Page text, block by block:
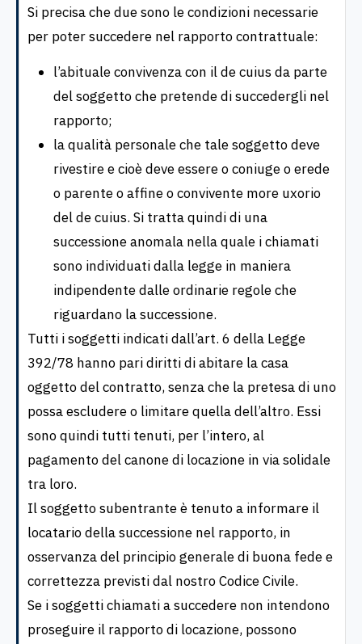
Si precisa che due sono le condizioni necessarie
per poter succedere nel rapporto contrattuale:
l’abituale convivenza con il de cuius da parte
del soggetto che pretende di succedergli nel
rapporto;
la qualità personale che tale soggetto deve
rivestire e cioè deve essere o coniuge o erede
o parente o affine o convivente more uxorio
del de cuius. Si tratta quindi di una
successione anomala nella quale i chiamati
sono individuati dalla legge in maniera
indipendente dalle ordinarie regole che
riguardano la successione.
Tutti i soggetti indicati dall’art. 6 della Legge
392/78 hanno pari diritti di abitare la casa
oggetto del contratto, senza che la pretesa di uno
possa escludere o limitare quella dell’altro. Essi
sono quindi tutti tenuti, per l’intero, al
pagamento del canone di locazione in via solidale
tra loro.
Il soggetto subentrante è tenuto a informare il
locatario della successione nel rapporto, in
osservanza del principio generale di buona fede e
correttezza previsti dal nostro Codice Civile.
Se i soggetti chiamati a succedere non intendono
proseguire il rapporto di locazione, possono